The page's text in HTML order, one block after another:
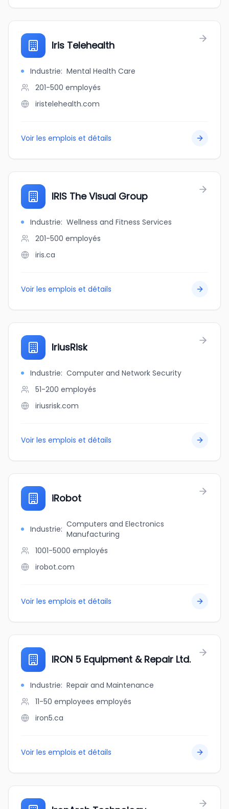
Iris Telehealth
Industrie: Mental Health Care
201-500 employés
iristelehealth.com
Voir les emplois et détails
IRIS The Visual Group
Industrie: Wellness and Fitness Services
201-500 employés
iris.ca
Voir les emplois et détails
IriusRisk
Industrie: Computer and Network Security
51-200 employés
iriusrisk.com
Voir les emplois et détails
iRobot
Industrie: Computers and Electronics
Manufacturing
1001-5000 employés
irobot.com
Voir les emplois et détails
IRON 5 Equipment & Repair Ltd.
Industrie: Repair and Maintenance
11-50 employees employés
iron5.ca
Voir les emplois et détails